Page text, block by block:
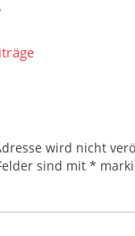
wird nicht
sind mit*